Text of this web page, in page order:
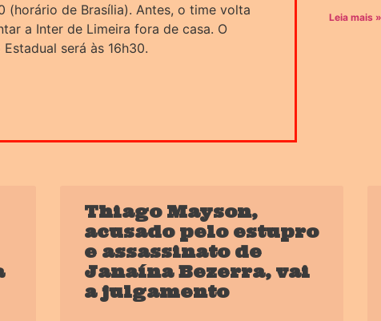
(horário de Brasília). Antes, o time volta
a Inter de Limeira fora de casa. O
será às 16h30.
Leia mais »
Thiago Mayson,
acusado pelo estupro
e assassinato de
Janaína Bezerra, vai
a julgamento